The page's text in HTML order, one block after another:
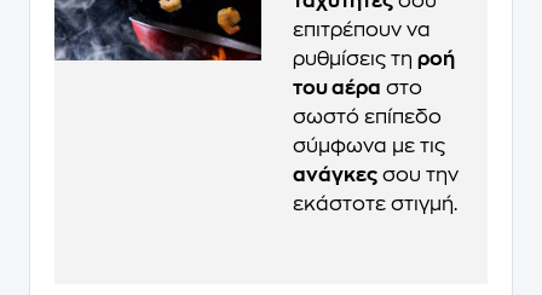
επιτρέπουν να
ρυθμίσεις τη ροή
του αέρα στο
σωστό επίπεδο
σύμφωνα με τις
ανάγκες σου την
εκάστοτε στιγμή.